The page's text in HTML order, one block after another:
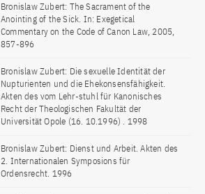
Bronislaw Zubert: The Sacrament of the
Anointing of the Sick. In: Exegetical
Commentary on the Code of Canon Law, 2005,
857-896
Bronislaw Zubert: Die sexuelle Identität der
Nupturienten und die Ehekonsensfähigkeit.
Akten des vom Lehr-stuhl für Kanonisches
Recht der Theologischen Fakultät der
Universität Opole (16. 10.1996) . 1998
Bronislaw Zubert: Dienst und Arbeit. Akten des
2. Internationalen Symposions für
Ordensrecht. 1996